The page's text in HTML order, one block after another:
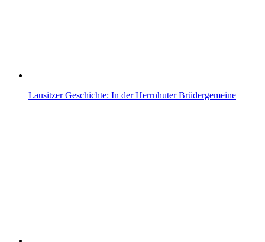
Lausitzer Geschichte: In der Herrnhuter Brüdergemeine